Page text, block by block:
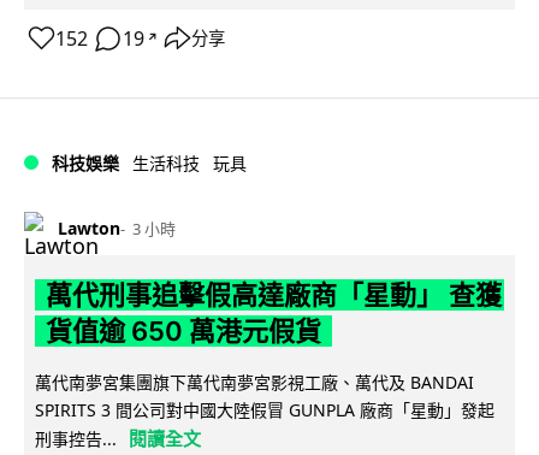
152 19 ↗ 分享
科技娛樂 生活科技 玩具
Lawton 3 小時
萬代刑事追擊假高達廠商「星動」 查獲
貨值逾 650 萬港元假貨
萬代南夢宮集團旗下萬代南夢宮影視工廠、萬代及 BANDAI
SPIRITS 3 間公司對中國大陸假冒 GUNPLA 廠商「星動」發起
刑事控告...
閱讀全文